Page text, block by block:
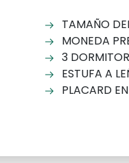
TAMAÑO
MONEDA
3
ESTUFA A
PLACARD